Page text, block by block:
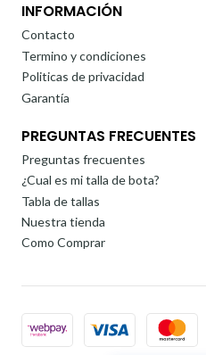
INFORMACIÓN
Contacto
Termino y condiciones
Politicas de privacidad
Garantía
PREGUNTAS FRECUENTES
Preguntas frecuentes
¿Cual es mi talla de bota?
Tabla de tallas
Nuestra tienda
Como Comprar